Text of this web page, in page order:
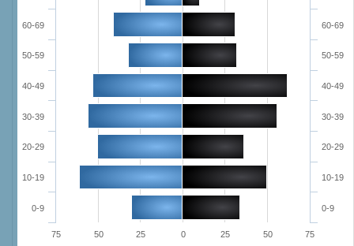
0-9
10-19
20-29
30-39
40-49
50-59
60-69
0-9
10-19
20-29
30-39
40-49
50-59
60-69
0
75 50 25 25 50 75